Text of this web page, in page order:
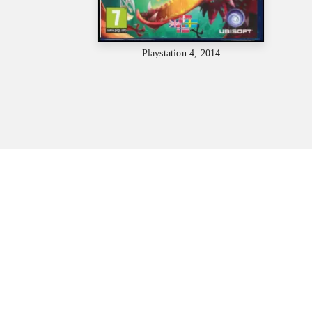
Playstation 4, 2014